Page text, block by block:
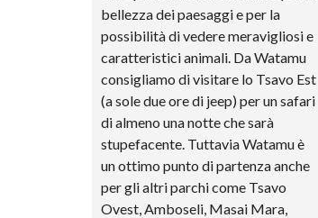
bellezza dei paesaggi e per la
possibilità di vedere meravigliosi e
caratteristici animali. Da Watamu
consigliamo di visitare lo Tsavo Est
(a sole due ore di jeep) per un safari
di almeno una notte che sarà
stupefacente. Tuttavia Watamu è
un ottimo punto di partenza anche
per gli altri parchi come Tsavo
Ovest, Amboseli, Masai Mara,